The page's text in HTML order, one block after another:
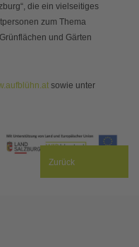
die ein vielseitiges
zum Thema
und Gärten
sowie unter
Zurück